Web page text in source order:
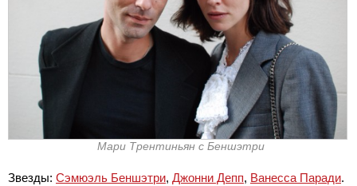
Мари Трентиньян с Беншэтри
Звезды: Сэмюэль Беншэтри, Джонни Депп, Ванесса Паради.